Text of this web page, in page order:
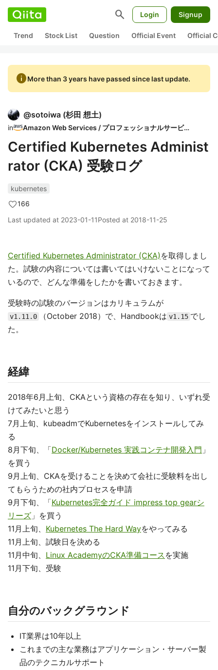
search Login Signup
Trend Stock List Question Official Event Official
infoMore than 3 years have passed since last update.
@sotoiwa (杉田 想土)
in Amazon Web Services / プロフェッショナルサービス
Certified Kubernetes Administ
rator (CKA) 受験ログ
kubernetes
166
Last updated at 2023-01-11Posted at 2018-11-25
Certified Kubernetes Administrator (CKA) を取得しまし
た。試験の内容については書いてはいけないことになって
いるので、どんな準備をしたかを書いておきます。
受験時の試験のバージョンはカリキュラムが
v1.11.0 （October 2018）で、Handbookは v1.15 でし
た。
経緯
2018年6月上旬、CKAという資格の存在を知り、いずれ受
けてみたいと思う
7月上旬、kubeadmでKubernetesをインストールしてみ
る
8月下旬、「Docker/Kubernetes 実践コンテナ開発入門 」
を買う
9月上旬、CKAを受けることを決めて会社に受験料を出し
てもらうための社内プロセスを申請
9月下旬、「Kubernetes完全ガイド impress top gearシ
リーズ 」を買う
11月上旬、 Kubernetes The Hard Wayをやってみる
11月上旬、試験日を決める
11月中旬、 Linux AcademyのCKA準備コース を実施
11月下旬、受験
自分のバックグラウンド
IT業界は10年以上
これまでの主な業務はアプリケーション・サーバー製
品のテクニカルサポート